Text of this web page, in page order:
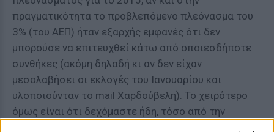
πραγματικότητα το προβλεπόμενο πλεόνασμα του
3% (του ΑΕΠ) ήταν εξαρχής εμφανές ότι δεν
μπορούσε να επιτευχθεί κάτω από οποιεσδήποτε
συνθήκες (ακόμη δηλαδή κι αν δεν είχαν
μεσολαβήσει οι εκλογές του Ιανουαρίου και
υλοποιούνταν το mail Χαρδούβελη). Το χειρότερο
όμως είναι ότι δεχόμαστε ήδη, τόσο από την